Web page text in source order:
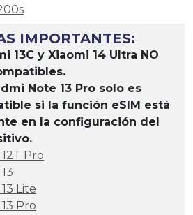
IMPORTANTES:
13C y Xiaomi 14 Ultra NO
Note 13 Pro solo es
si la función eSIM está
en la configuración del
Pro
Lite
Pro